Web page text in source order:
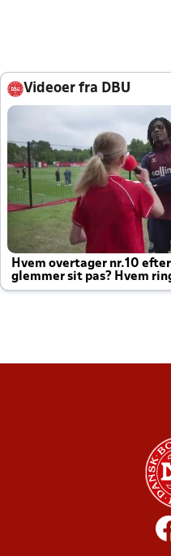
Videoer fra DBU
Hvem overtager nr.10
glemmer sit pas? Hvem
altid til efter kampe?